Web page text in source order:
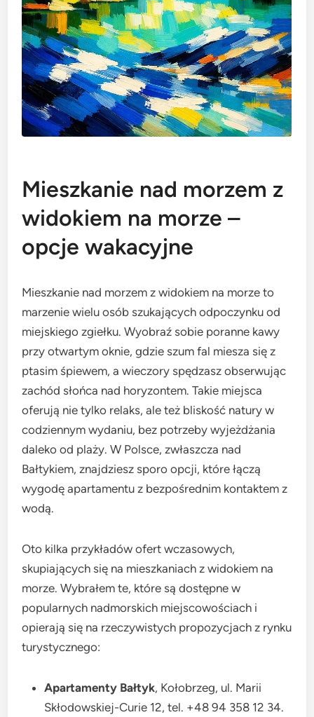
Mieszkanie nad morzem z
widokiem na morze –
opcje wakacyjne
Mieszkanie nad morzem z widokiem na morze to
marzenie wielu osób szukających odpoczynku od
miejskiego zgiełku. Wyobraź sobie poranne kawy
przy otwartym oknie, gdzie szum fal miesza się z
ptasim śpiewem, a wieczory spędzasz obserwując
zachód słońca nad horyzontem. Takie miejsca
oferują nie tylko relaks, ale też bliskość natury w
codziennym wydaniu, bez potrzeby wyjeżdżania
daleko od plaży. W Polsce, zwłaszcza nad
Bałtykiem, znajdziesz sporo opcji, które łączą
wygodę apartamentu z bezpośrednim kontaktem z
wodą.
Oto kilka przykładów ofert wczasowych,
skupiających się na mieszkaniach z widokiem na
morze. Wybrałem te, które są dostępne w
popularnych nadmorskich miejscowościach i
opierają się na rzeczywistych propozycjach z rynku
turystycznego:
Apartamenty Bałtyk, Kołobrzeg, ul. Marii
Skłodowskiej-Curie 12, tel. +48 94 358 12 34.